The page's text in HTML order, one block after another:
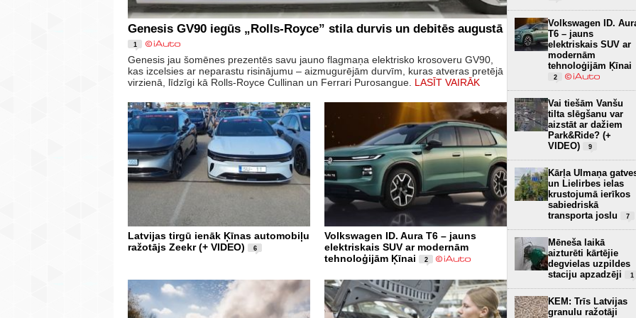
Genesis GV90 iegūs „Rolls-Royce” stila durvis un debitēs augustā
1
Genesis jau šomēnes prezentēs savu jauno flagmaņa elektrisko krosoveru GV90,
kas izcelsies ar neparastu risinājumu – aizmugurējām durvīm, kuras atveras pretējā
virzienā, līdzīgi kā Rolls-Royce Cullinan un Ferrari Purosangue. LASĪT VAIRĀK
Latvijas tirgū ienāk Ķīnas automobiļu
ražotājs Zeekr (+ VIDEO)
6
Volkswagen ID. Aura T6 – jauns
elektriskais SUV ar modernām
tehnoloģijām Ķīnai
2
Volkswagen ID.
T6 – jauns
elektriskais SUV ar
modernām
tehnoloģijām Ķīnai
2
Vai tiešām Vanšu
tilta slēgšanu var
aizstāt ar dažiem
Park&Ride? (+
VIDEO)
9
Kārļa Ulmaņa
un Lielirbes ielas
krustojumā ierīkos
sabiedriskā
transporta joslu
7
Mēneša laikā
aizturēti kārtējie
degvielas uzpildes
staciju apzadzēji
1
KEM: Trīs Latvijas
granulu ražotāji